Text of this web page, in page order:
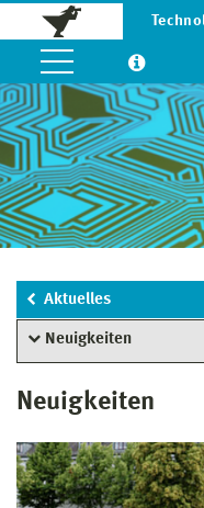
Aktuelles
Neuigkeiten
Neuigkeiten